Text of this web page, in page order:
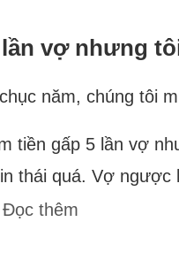
vợ nhưng
năm, chúng tôi
tiền gấp 5 lần vợ
thái quá. Vợ ngược
Đọc thêm